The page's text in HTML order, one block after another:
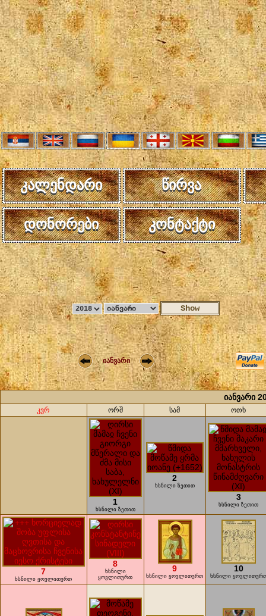
კალენდარი წირვა
დონორები კონტაქტი
იანვარი
იანვარი
კვრ ორშ სამ ოთხ
1
ხსნილი ზეთით
2
ხსნილი ზეთით
3
ხსნილი ზეთით
7
ხსნილი ყოვლითურთ
8
ხსნილი
ყოვლითურთ
9
ხსნილი ყოვლითურთ
10
ხსნილი